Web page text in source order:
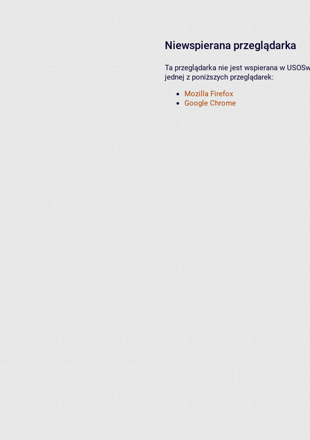
Niewspierana przeglądarka
Ta przeglądarka nie jest wspierana w
jednej z poniższych przeglądarek:
Mozilla Firefox
Google Chrome